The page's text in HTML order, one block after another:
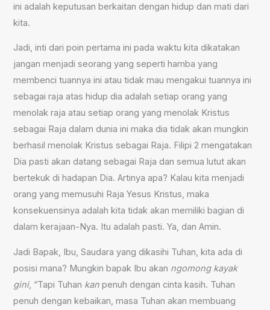
ini adalah keputusan berkaitan dengan hidup dan mati dari
kita.
Jadi, inti dari poin pertama ini pada waktu kita dikatakan
jangan menjadi seorang yang seperti hamba yang
membenci tuannya ini atau tidak mau mengakui tuannya ini
sebagai raja atas hidup dia adalah setiap orang yang
menolak raja atau setiap orang yang menolak Kristus
sebagai Raja dalam dunia ini maka dia tidak akan mungkin
berhasil menolak Kristus sebagai Raja. Filipi 2 mengatakan
Dia pasti akan datang sebagai Raja dan semua lutut akan
bertekuk di hadapan Dia. Artinya apa? Kalau kita menjadi
orang yang memusuhi Raja Yesus Kristus, maka
konsekuensinya adalah kita tidak akan memiliki bagian di
dalam kerajaan-Nya. Itu adalah pasti. Ya, dan Amin.
Jadi Bapak, Ibu, Saudara yang dikasihi Tuhan, kita ada di
posisi mana? Mungkin bapak Ibu akan ngomong kayak
gini, “Tapi Tuhan kan penuh dengan cinta kasih. Tuhan
penuh dengan kebaikan, masa Tuhan akan membuang